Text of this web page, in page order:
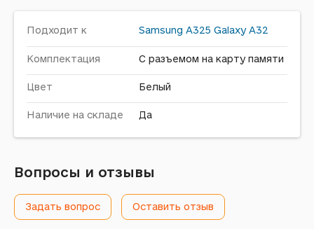
Подходит к Samsung A325 Galaxy A32
Комплектация С разъемом на карту памяти
Цвет Белый
Наличие на складе Да
Вопросы и отзывы
Задать вопрос Оставить отзыв